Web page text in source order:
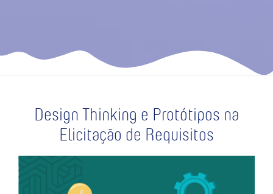
Design Thinking e Protótipos na
Elicitação de Requisitos